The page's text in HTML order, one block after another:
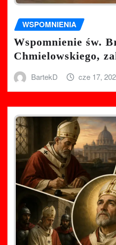
WSPOMNIENIA
Wspomnienie św.
Chmielowskiego,
BartekD cze 17,